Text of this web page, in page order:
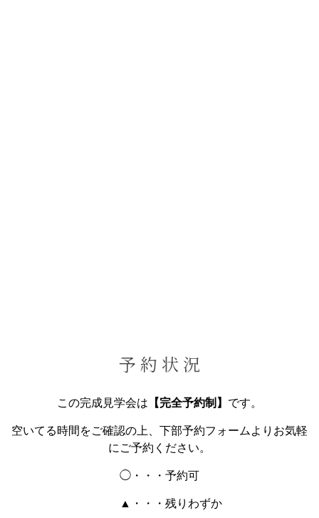
予 約 状 況
この完成見学会は 【完全予約制】 です。
空いてる時間をご確認の上、下部予約フォームよりお気軽
にご予約ください。
◯・・・予約可
▲・・・残りわずか